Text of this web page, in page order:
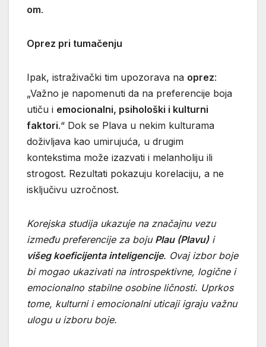
om.
Oprez pri tumačenju
Ipak, istraživački tim upozorava na oprez:
„Važno je napomenuti da na preferencije boja
utiču i emocionalni, psihološki i kulturni
faktori.“ Dok se Plava u nekim kulturama
doživljava kao umirujuća, u drugim
kontekstima može izazvati i melanholiju ili
strogost. Rezultati pokazuju korelaciju, a ne
isključivu uzročnost.
Korejska studija ukazuje na značajnu vezu
između preferencije za boju Plau (Plavu)i
višeg koeficijenta inteligencije. Ovaj izbor boje
bi mogao ukazivati na introspektivne, logične i
emocionalno stabilne osobine ličnosti. Uprkos
tome, kulturni i emocionalni uticaji igraju važnu
ulogu u izboru boje.